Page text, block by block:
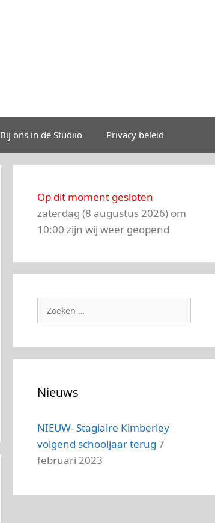
Bij ons in de Studiio Privacy beleid
Op dit moment gesloten
zaterdag (8 augustus 2026) om
10:00 zijn wij weer geopend
Zoek
naar:
Nieuws
NIEUW- Stagiaire Kimberley
volgend schooljaar terug 7
februari 2023